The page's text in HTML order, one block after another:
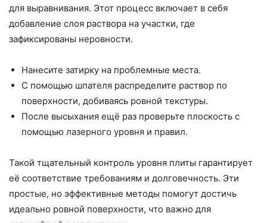
для выравнивания. Этот процесс включает в себя
добавление слоя раствора на участки, где
зафиксированы неровности.
Нанесите затирку на проблемные места.
С помощью шпателя распределите раствор по
поверхности, добиваясь ровной текстуры.
После высыхания ещё раз проверьте плоскость с
помощью лазерного уровня и правил.
Такой тщательный контроль уровня плиты гарантирует
её соответствие требованиям и долговечность. Эти
простые, но эффективные методы помогут достичь
идеально ровной поверхности, что важно для